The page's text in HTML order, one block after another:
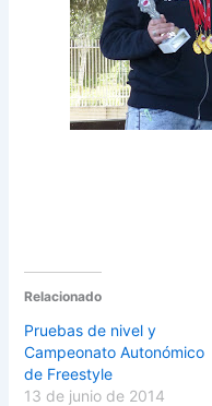
Relacionado
Pruebas de nivel y
Campeonato Autonómico
de Freestyle
13 de junio de 2014